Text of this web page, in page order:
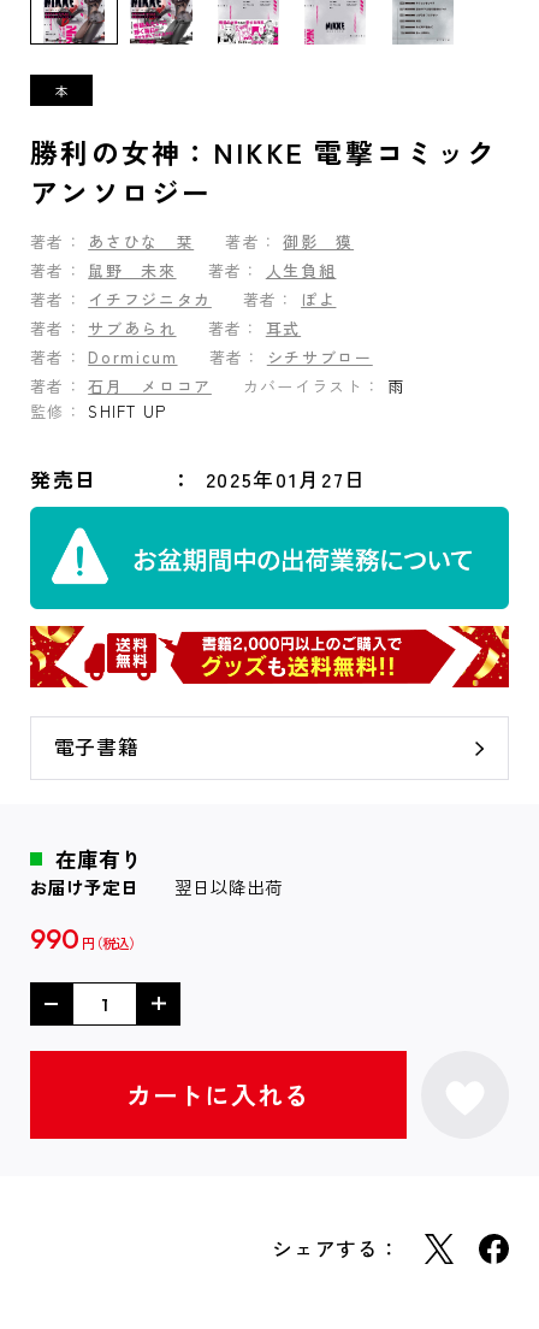
勝利の女神：NIKKE 電撃コミック
アンソロジー
著者： あさひな 栞 著者：
御影 獏
著者：
鼠野 未來 著者：
人生負組
著者：
イチフジニタカ 著者：
ぽよ
著者：
サブあられ 著者：
耳式
著者：
Dormicum 著者：
シチサブロー
著者： 石月 メロコア カバーイラスト：
雨
監修：
SHIFT UP
発売日 2025年01月27日
電子書籍
在庫有り
お届け予定日 翌日以降出荷
990 円
シェアする：